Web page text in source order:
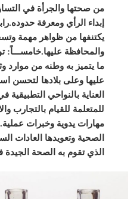
من صحتها والجرأة في
إبداء الرأي ومعرفة حدوده.
يكتنفها من ظواهر مهمة
والمحافظة عليها.خامســـاً:
ما يتميز به وطنه من موارد
عليها وعلى بلادها لتحسن
العناية بالنواحي
للمتعلمة للقيام بالتجارب
مهارات يدوية وخبرات عملية.
الصحية وتعويدها العادات
الذي تقوم به الصحة الجيدة